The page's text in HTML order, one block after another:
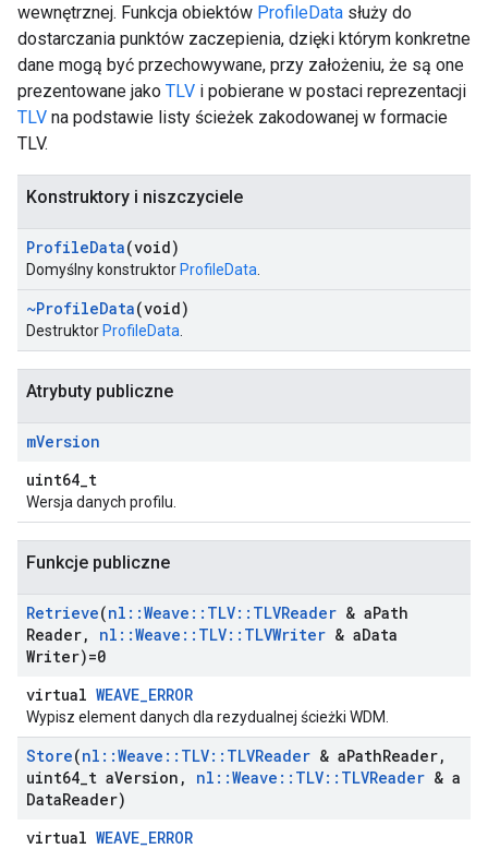
wewnętrznej. Funkcja obiektów ProfileData służy do
dostarczania punktów zaczepienia, dzięki którym konkretne
dane mogą być przechowywane, przy założeniu, że są one
prezentowane jako TLV i pobierane w postaci reprezentacji
TLV na podstawie listy ścieżek zakodowanej w formacie
TLV.
Konstruktory i niszczyciele
ProfileData(void)
Domyślny konstruktor ProfileData
~ProfileData(void)
Destruktor ProfileData
Atrybuty publiczne
mVersion
uint64_t
Wersja danych profilu.
Funkcje publiczne
Retrieve(nl ::Weave :: TLV:: TLVReader & aPath
Reader, nl ::Weave :: TLV:: TLVWriter & aData
Writer)=0
virtual WEAVE_ERROR
Wypisz element danych dla rezydualnej ścieżki WDM.
Store(nl ::Weave :: TLV:: TLVReader & aPathReader,
uint64 t aVersion , nl ::Weave :: TLV:: TLVReader & a
DataReader)
virtual WEAVE_ERROR